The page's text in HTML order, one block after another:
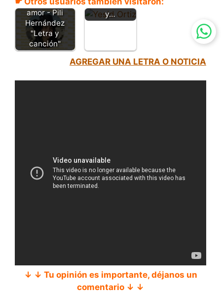
Te necesito
amor - Pili
Hernández
"Letra y
canción"
2017 “Letra
y…
AGREGAR UNA LETRA O NOTICIA
↓ ↓ Tu opinión es importante, déjanos un
comentario ↓ ↓